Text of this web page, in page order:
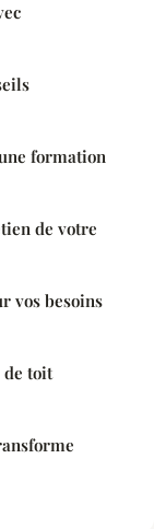
formation
de votre
vos besoins
de toit